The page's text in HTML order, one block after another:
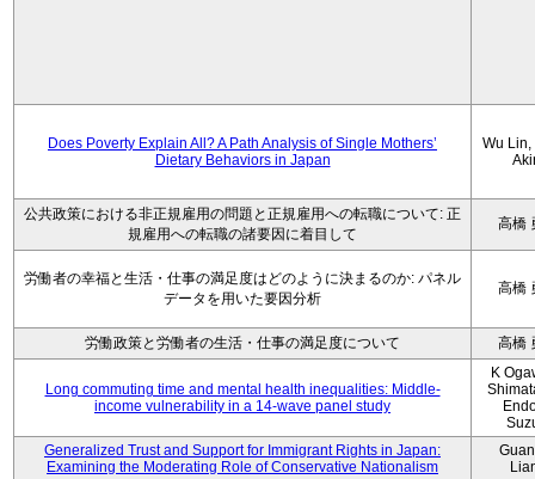
Does Poverty Explain All? A Path Analysis of Single Mothers’
Dietary Behaviors in Japan
Wu Lin,
公共政策における非正規雇用の問題と正規雇用への転職について: 正
規雇用への転職の諸要因に着目して
高橋
労働者の幸福と生活・仕事の満足度はどのように決まるのか: パネル
データを用いた要因分析
高橋
労働政策と労働者の生活・仕事の満足度について 高橋
Long commuting time and mental health inequalities: Middle-
income vulnerability in a 14-wave panel study
K
Generalized Trust and Support for Immigrant Rights in Japan:
Examining the Moderating Role of Conservative Nationalism